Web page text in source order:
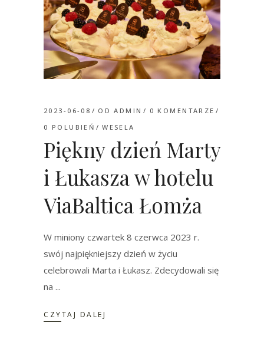
2023-06-08 ODADMIN
0 KOMENTARZE
0 POLUBIEŃ WESELA
Piękny dzień Marty
i Łukasza w hotelu
ViaBaltica Łomża
W miniony czwartek 8 czerwca 2023 r.
swój najpiękniejszy dzień w życiu
celebrowali Marta i Łukasz. Zdecydowali się
na
CZYTAJ DALEJ